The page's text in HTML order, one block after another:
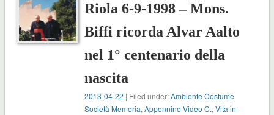
Riola 6-9-1998 – Mons.
Biffi ricorda Alvar Aalto
nel 1° centenario della
nascita
2013-04-22 | Filed under:Ambiente Costume
Società Memoria,Appennino Video C.,Vita in